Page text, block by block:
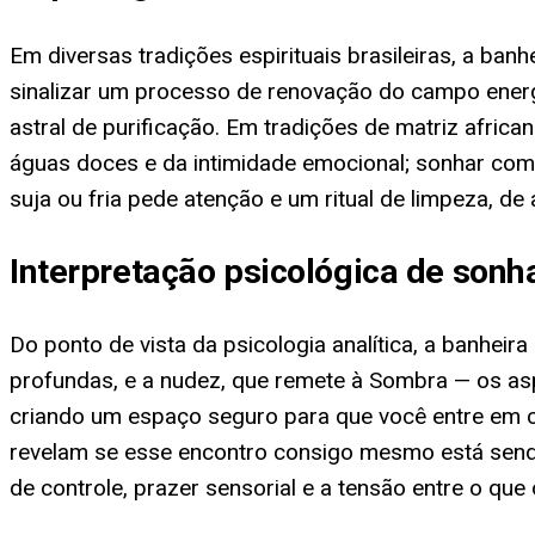
Em diversas tradições espirituais brasileiras, a
sinalizar um processo de renovação do campo
astral de purificação. Em tradições de matriz
águas doces e da intimidade emocional; sonhar
suja ou fria pede atenção e um ritual de limpeza,
Interpretação psicológica de
Do ponto de vista da psicologia analítica, a
profundas, e a nudez, que remete à Sombra — os
criando um espaço seguro para que você entre
revelam se esse encontro consigo mesmo está
de controle, prazer sensorial e a tensão entre o